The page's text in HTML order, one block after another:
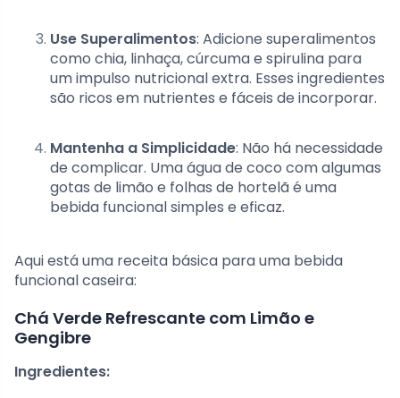
Use Superalimentos: Adicione superalimentos
como chia, linhaça, cúrcuma e spirulina para
um impulso nutricional extra. Esses ingredientes
são ricos em nutrientes e fáceis de incorporar.
Mantenha a Simplicidade: Não há necessidade
de complicar. Uma água de coco com algumas
gotas de limão e folhas de hortelã é uma
bebida funcional simples e eficaz.
Aqui está uma receita básica para uma bebida
funcional caseira:
Chá Verde Refrescante com Limão e
Gengibre
Ingredientes: